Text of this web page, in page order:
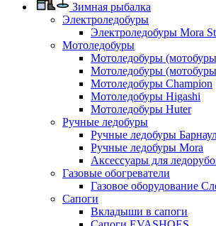
Зимная рыбалка
Электроледобуры
Электроледобуры Mora
Мотоледобуры
Мотоледобуры
Мотоледобуры
Мотоледобуры Champion
Мотоледобуры Higashi
Мотоледобуры Huter
Ручные ледобуры
Ручные ледобуры
Ручные ледобуры Mora
Аксессуары для
Газовые обогреватели
Газовое оборудование
Сапоги
Вкладыши в сапоги